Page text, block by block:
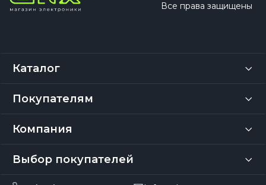
Все права защищены
Каталог
Покупателям
Компания
Выбор покупателей